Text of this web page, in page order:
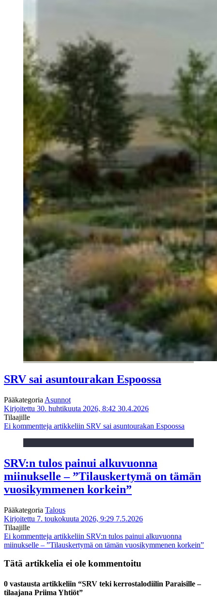
SRV sai asuntourakan Espoossa
Pääkategoria Asunnot
Kirjoitettu 30. huhtikuuta 2026, 8:42 30.4.2026
Tilaajille
Ei kommentteja artikkeliin SRV sai asuntourakan Espoossa
SRV:n tulos painui alkuvuonna
miinukselle – ”Tilauskertymä on tämän
vuosikymmenen korkein”
Pääkategoria Talous
Kirjoitettu 7. toukokuuta 2026, 9:29 7.5.2026
Tilaajille
Ei kommentteja artikkeliin SRV:n tulos painui alkuvuonna
miinukselle – ”Tilauskertymä on tämän vuosikymmenen korkein”
Tätä artikkelia ei ole kommentoitu
0 vastausta artikkeliin “SRV teki kerrostalodiilin Paraisille –
tilaajana Priima Yhtiöt”